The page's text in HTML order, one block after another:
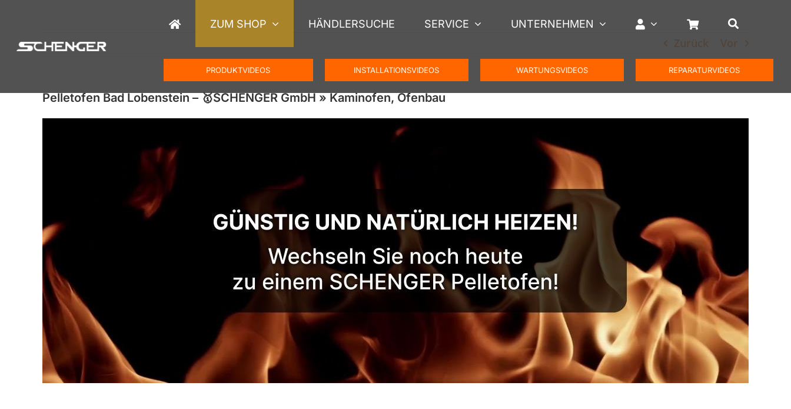
springen
ZUM SHOP HÄNDLERSUCHE SERVICE UNTERNEHMEN
PRODUKTVIDEOS INSTALLATIONSVIDEOS WARTUNGSVIDEOS REPARATURVIDEOS
Zurück Vor
Pelletofen Bad Lobenstein – 🥇SCHENGER GmbH » Kaminofen, Ofenbau